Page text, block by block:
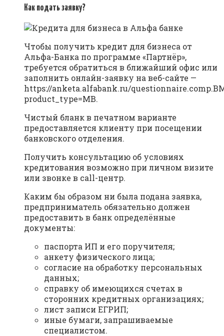
Как подать заявку?
Чтобы получить кредит для бизнеса от
Альфа-Банка по программе «Партнёр»,
требуется обратиться в ближайший офис или
заполнить онлайн-заявку на веб-сайте —
https://anketa.alfabank.ru/
product_type=MB.
Чистый бланк в печатном варианте
предоставляется клиенту при посещении
банковского отделения.
Получить консультацию об условиях
кредитования возможно при личном визите
или звонке в call-центр.
Каким бы образом ни была подана заявка,
предприниматель обязательно должен
предоставить в банк определённые
документы:
паспорта ИП и его поручителя;
анкету физического лица;
согласие на обработку персональных
данных;
справку об имеющихся счетах в
сторонних кредитных организациях;
лист записи ЕГРИП;
иные бумаги, запрашиваемые
специалистом.